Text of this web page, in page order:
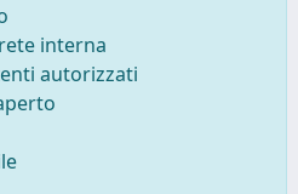
interna
autorizzati